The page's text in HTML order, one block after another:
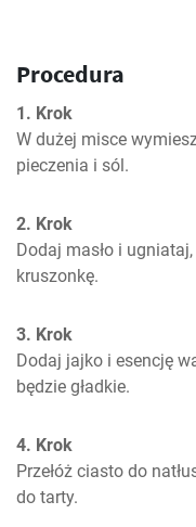
Procedura
1. Krok
W dużej misce
pieczenia i sól.
2. Krok
Dodaj masło i
kruszonkę.
3. Krok
Dodaj jajko i esencję
będzie gładkie.
4. Krok
Przełóż ciasto do
do tarty.